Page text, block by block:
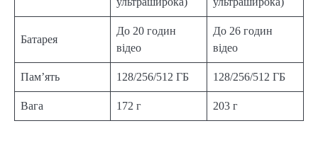
Батарея
До 20 годин
відео
До 26 годин
відео
Пам’ять 128/256/512 ГБ 128/256/512 ГБ
Вага 172 г 203 г